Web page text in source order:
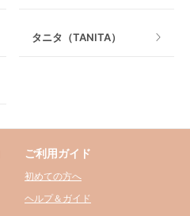
タニタ（TANITA）
ご利用ガイド
初めての方へ
ヘルプ＆ガイド